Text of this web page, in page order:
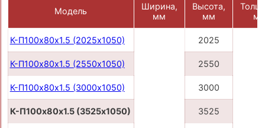
Модель
Ширина,
мм
Высота,
мм
К-П100х80х1.5 (2025х1050) 2025
К-П100х80х1.5 (2550х1050) 2550
К-П100х80х1.5 (3000х1050) 3000
К-П100х80х1.5 (3525х1050) 3525